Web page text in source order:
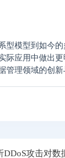
模型到如今
应用中做出
理领域的创新
DDoS攻击对数